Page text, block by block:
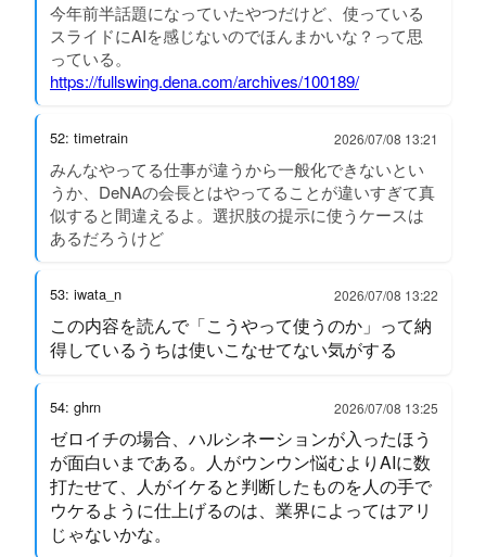
今年前半話題になっていたやつだけど、使っている
スライドにAIを感じないのでほんまかいな？って思
っている。
https://fullswing.dena.com/archives/100189/
52: timetrain 2026/07/08 13:21
みんなやってる仕事が違うから一般化できないとい
うか、DeNAの会長とはやってることが違いすぎて真
似すると間違えるよ。選択肢の提示に使うケースは
あるだろうけど
53: iwata_n 2026/07/08 13:22
この内容を読んで「こうやって使うのか」って納
得しているうちは使いこなせてない気がする
54: ghrn 2026/07/08 13:25
ゼロイチの場合、ハルシネーションが入ったほう
が面白いまである。人がウンウン悩むよりAIに数
打たせて、人がイケると判断したものを人の手で
ウケるように仕上げるのは、業界によってはアリ
じゃないかな。